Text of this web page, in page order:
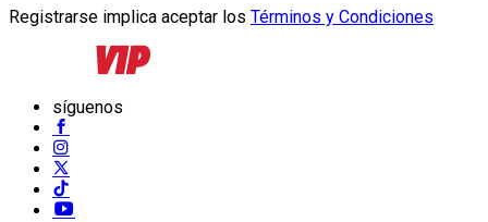
Registrarse implica aceptar los Términos y Condiciones
síguenos